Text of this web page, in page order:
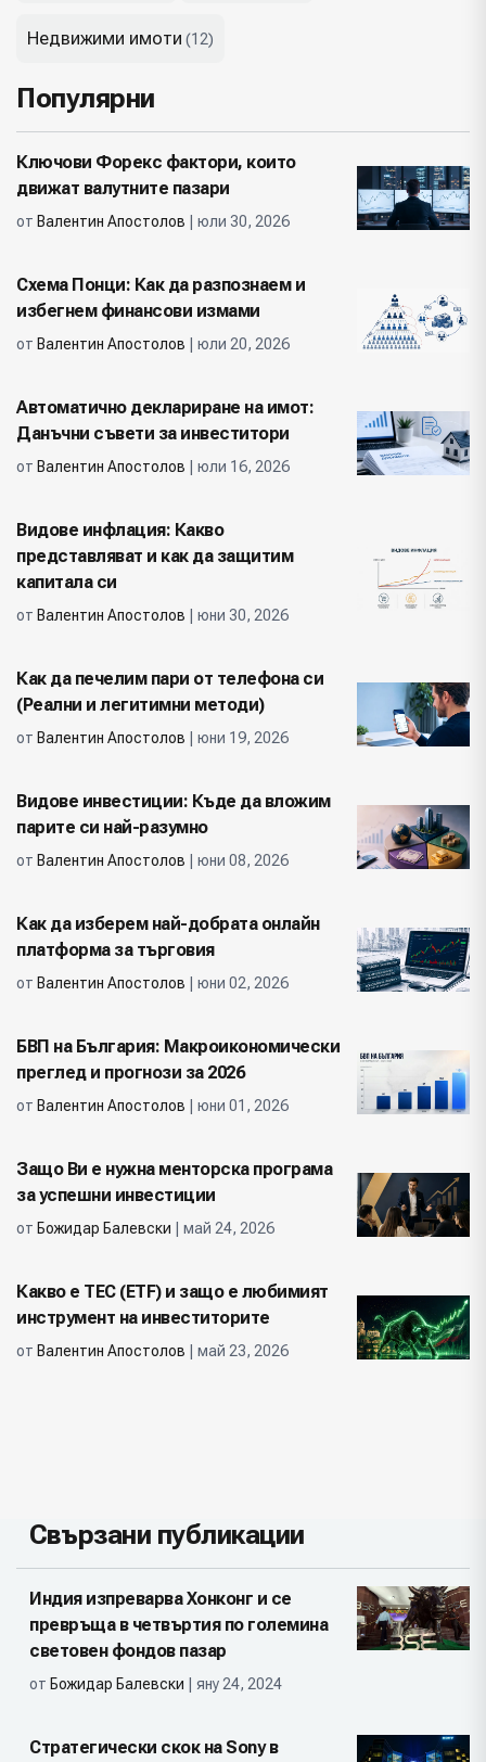
Недвижими имоти (12)
Популярни
Ключови Форекс фактори, които
движат валутните пазари
от Валентин Апостолов | юли 30, 2026
Схема Понци: Как да разпознаем и
избегнем финансови измами
от Валентин Апостолов | юли 20, 2026
Автоматично деклариране на имот:
Данъчни съвети за инвеститори
от Валентин Апостолов | юли 16, 2026
Видове инфлация: Какво
представляват и как да защитим
капитала си
от Валентин Апостолов | юни 30, 2026
Как да печелим пари от телефона си
(Реални и легитимни методи)
от Валентин Апостолов | юни 19, 2026
Видове инвестиции: Къде да вложим
парите си най-разумно
от Валентин Апостолов | юни 08, 2026
Как да изберем най-добрата онлайн
платформа за търговия
от Валентин Апостолов | юни 02, 2026
БВП на България: Макроикономически
преглед и прогнози за 2026
от Валентин Апостолов | юни 01, 2026
Защо Ви е нужна менторска програма
за успешни инвестиции
от Божидар Балевски | май 24, 2026
Какво е ТЕС (ETF) и защо е любимият
инструмент на инвеститорите
от Валентин Апостолов | май 23, 2026
Свързани публикации
Индия изпреварва Хонконг и се
превръща в четвъртия по големина
световен фондов пазар
от Божидар Балевски | яну 24, 2024
Стратегически скок на Sony в